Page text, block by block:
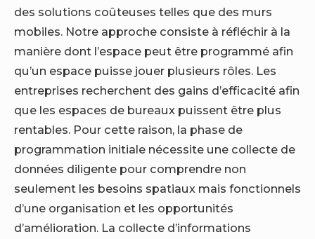
des solutions coûteuses telles que des murs
mobiles. Notre approche consiste à réfléchir à la
manière dont l’espace peut être programmé afin
qu’un espace puisse jouer plusieurs rôles. Les
entreprises recherchent des gains d’efficacité afin
que les espaces de bureaux puissent être plus
rentables. Pour cette raison, la phase de
programmation initiale nécessite une collecte de
données diligente pour comprendre non
seulement les besoins spatiaux mais fonctionnels
d’une organisation et les opportunités
d’amélioration. La collecte d’informations